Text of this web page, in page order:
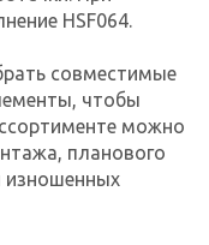
HSF064.
совместимые
чтобы
можно
планового
изношенных